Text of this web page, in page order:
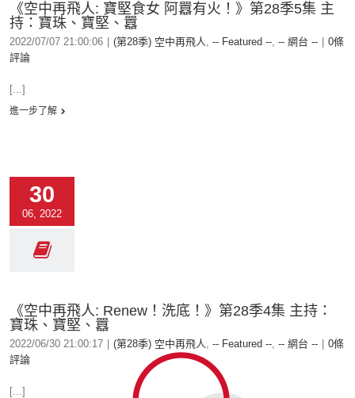
《空中再飛人: 寶堅食女 阿囂有火！》第28季5集 主
持：寶珠、寶堅、囂
2022/07/07 21:00:06 (第28季) 空中再飛人, -- Featured --, -- 網台 --
0條
評論
[...]
進一步了解
30
06, 2022
《空中再飛人: Renew！洗底！》第28季4集 主持：
寶珠、寶堅、囂
2022/06/30 21:00:17 (第28季) 空中再飛人, -- Featured --, -- 網台 --
0條
評論
[...]